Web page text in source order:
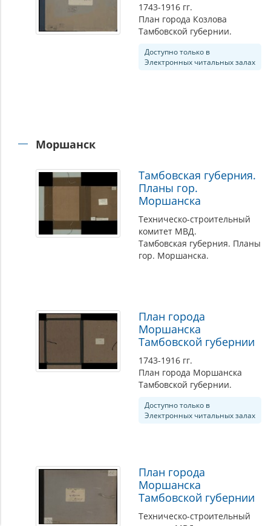
1743-1916 гг.
План города Козлова
Тамбовской губернии.
Доступно только в
Электронных читальных залах
Моршанск
Тамбовская губерния.
Планы гор.
Моршанска
Техническо-строительный
комитет МВД.
Тамбовская губерния. Планы
гор. Моршанска.
План города
Моршанска
Тамбовской губернии
1743-1916 гг.
План города Моршанска
Тамбовской губернии.
Доступно только в
Электронных читальных залах
План города
Моршанска
Тамбовской губернии
Техническо-строительный